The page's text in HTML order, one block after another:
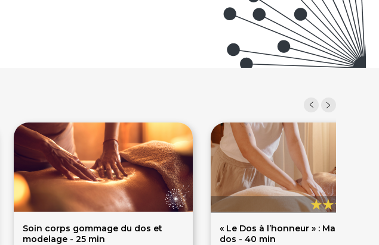
Soin corps gommage du dos et
modelage - 25 min
« Le Dos à l’honneur » : Massage du
dos - 40 min